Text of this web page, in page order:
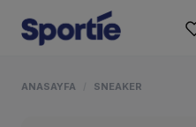
ANASAYFA SNEAKER